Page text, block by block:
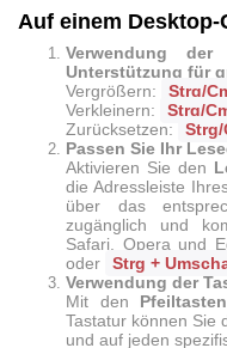
Auf einem Desktop-
Verwendung
Unterstützung für
Vergrößern:
Strg/
Verkleinern:
Strg/
Zurücksetzen:
Strg/
Passen Sie Ihr
Aktivieren Sie den
die Adressleiste
über das
zugänglich und
Safari, Opera und
oder
Strg +
Verwendung der
Mit den Pfeiltasten
Tastatur können Sie
und auf jeden